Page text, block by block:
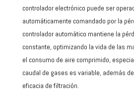
controlador electrónico puede ser
automáticamente comandado por la
controlador automático mantiene la
constante, optimizando la vida de las
el consumo de aire comprimido,
caudal de gases es variable, además
eficacia de filtración.